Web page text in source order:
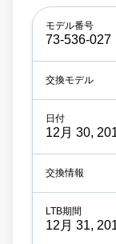
73-536-027
12月 30,
12月 31,